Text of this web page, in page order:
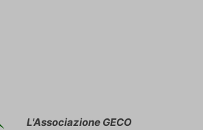
L'Associazione GECO